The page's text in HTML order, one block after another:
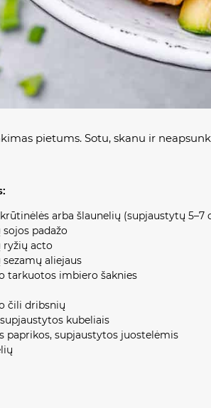
pietums. Sotu, skanu ir
arba šlaunelių (supjaustytų 5–7
padažo
ryžių acto
aliejaus
tarkuotos imbiero šaknies
čili dribsnių
kubeliais
paprikos, supjaustytos juostelėmis